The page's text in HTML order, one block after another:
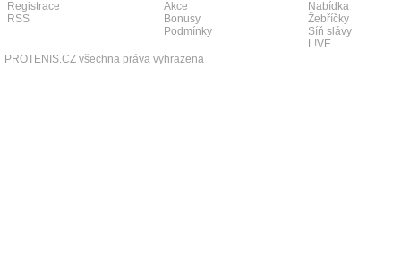
Registrace
RSS
Akce
Bonusy
Podmínky
Nabídka
Žebříčky
Síň slávy
L!VE
PROTENIS.CZ všechna práva vyhrazena